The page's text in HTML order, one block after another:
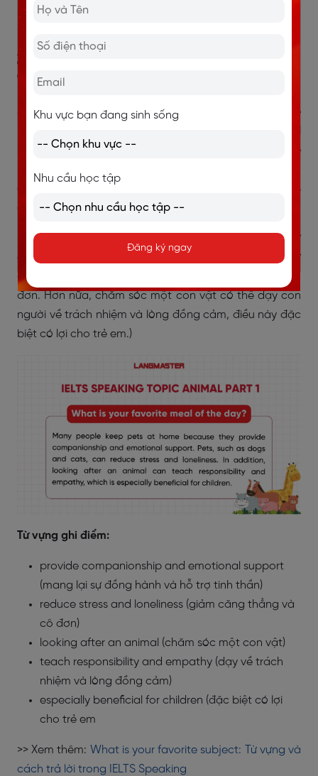
fun and educational (vừa vui vừa mang tính giáo
2.3. What is your favorite meal of the
day?
Sample Answer:Many people keep pets at home
support. Pets, such as dogs and cats, can reduce
stress and loneliness. In addition, looking after an
animal can teach responsibility and empathy, which is
especially beneficial for children.
(Nhiều người nuôi thú cưng ở nhà vì chúng mang lại sự
đồng hành và hỗ trợ tinh thần. Các loài thú cưng, như
chó và mèo, có thể giảm căng thẳng và cảm giác cô
đơn. Hơn nữa, chăm sóc một con vật có thể dạy con
người về trách nhiệm và lòng đồng cảm, điều này đặc
biệt có lợi cho trẻ em.)
Từ vựng ghi điểm:
provide companionship and emotional support
(mang lại sự đồng hành và hỗ trợ tinh thần)
reduce stress and loneliness (giảm căng thẳng và
cô đơn)
looking after an animal (chăm sóc một con vật)
teach responsibility and empathy (dạy về trách
nhiệm và lòng đồng cảm)
especially beneficial for children (đặc biệt có lợi
cho trẻ em
>> Xem thêm: What is your favorite subject: Từ vựng và
cách trả lời trong IELTS Speaking
Khu vực bạn đang sinh sống
Nhu cầu học tập
Đăng ký ngay